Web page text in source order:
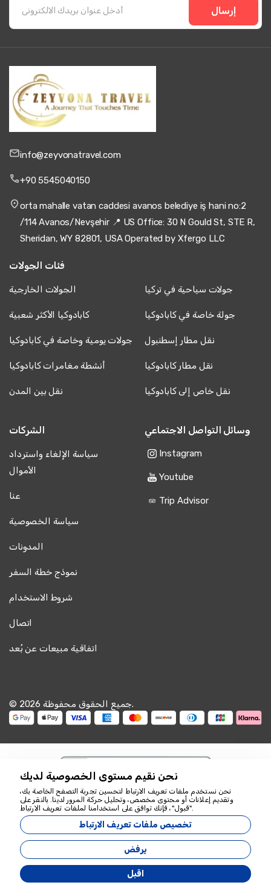
إرسال
info@zeyvonatravel.com
+90 5545040150
orta mahalle vatan caddesi avanos belediye iş hani no:2
/114 Avanos/Nevşehir 📍 US Office: 30 N Gould St, STE R,
Sheridan, WY 82801, USA Operated by Xfergo LLC
فئات الجولات
الجولات الخارجية جولات سياحية في تركيا
كابادوكيا الأكثر شعبية جولة خاصة في كابادوكيا
جولات يومية وخاصة في كابادوكيا نقل مطار إسطنبول
أنشطة مغامرات كابادوكيا نقل مطار كابادوكيا
نقل بين المدن نقل خاص إلى كابادوكيا
الشركات
سياسة الإلغاء واسترداد
الأموال
عنا
سياسة الخصوصية
المدونات
نموذج خطة السفر
شروط الاستخدام
اتصال
اتفاقية مبيعات عن بُعد
وسائل التواصل الاجتماعي
Instagram
Youtube
Trip Advisor
© 2026 جميع الحقوق محفوظة.
18349
Zeyvona Travel - 18349
طورت بواسطة
نحن نقيم مستوى الخصوصية لديك
نحن نستخدم ملفات تعريف الارتباط لتحسين تجربة التصفح الخاصة بك،
وتقديم إعلانات أو محتوى مخصص، وتحليل حركة المرور لدينا. بالنقر على
"قبول"، فإنك توافق على استخدامنا لملفات تعريف الارتباط.
تخصيص ملفات تعريف الارتباط
يرفض
اقبل
نحن هنا للمساعدة